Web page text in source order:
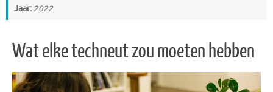
Jaar: 2022
Wat elke techneut zou moeten hebben